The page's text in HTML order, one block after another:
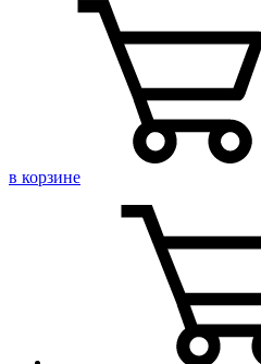
в корзине